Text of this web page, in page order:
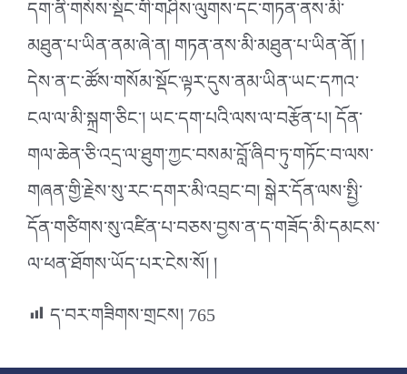
དག་ནི་གསོས་སྡོང་གི་གཤིས་ལུགས་དང་གཏན་ནས་མི་
མཐུན་པ་ཡིན་ནམ་ཞེ་ན། གཏན་ནས་མི་མཐུན་པ་ཡིན་ནོ། །
དེས་ན་ང་ཚོས་གསོམ་སྡོང་ལྟར་དུས་ནམ་ཡིན་ཡང་དཀའ་
ངལ་ལ་མི་སྐྲག་ཅིང༌། ཡང་དག་པའི་ལས་ལ་བརྩོན་པ། དོན་
གལ་ཆེན་ཅི་འདྲ་ལ་ཐུག་ཀྱང་བསམ་བློ་ཞིབ་ཏུ་གཏོང་བ་ལས་
གཞན་གྱི་རྗེས་སུ་རང་དགར་མི་འབྲང་བ། སྒེར་དོན་ལས་སྤྱི་
དོན་གཙིགས་སུ་འཛིན་པ་བཅས་བྱས་ན་ད་གཟོད་མི་དམངས་
ལ་ཕན་ཐོགས་ཡོད་པར་ངེས་སོ། །
ད་བར་གཟིགས་གྲངས།765